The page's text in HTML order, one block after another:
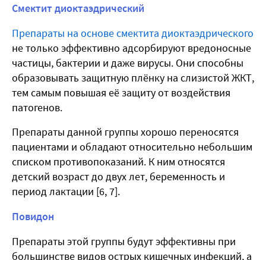
Смектит диоктаэдрический
Препараты на основе смектита диоктаэдрического
не только эффективно адсорбируют вредоносные
частицы, бактерии и даже вирусы. Они способны
образовывать защитную плёнку на слизистой ЖКТ,
тем самым повышая её защиту от воздействия
патогенов.
Препараты данной группы хорошо переносятся
пациентами и обладают относительно небольшим
списком противопоказаний. К ним относятся
детский возраст до двух лет, беременность и
период лактации [6, 7].
Повидон
Препараты этой группы будут эффективны при
большинстве видов острых кишечных инфекций, а